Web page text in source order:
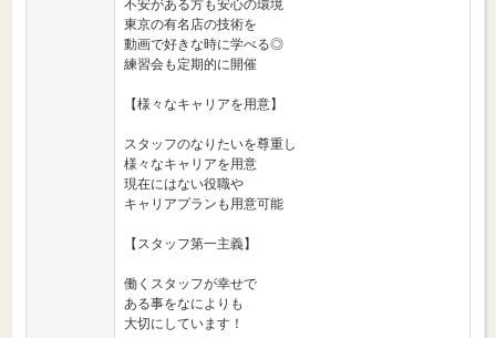
不安がある方も安心の環境
東京の有名店の技術を
動画で好きな時に学べる◎
練習会も定期的に開催
【様々なキャリアを用意】
スタッフのなりたいを尊重し
様々なキャリアを用意
現在にはない役職や
キャリアプランも用意可能
【スタッフ第一主義】
働くスタッフが幸せで
ある事をなによりも
大切にしています！